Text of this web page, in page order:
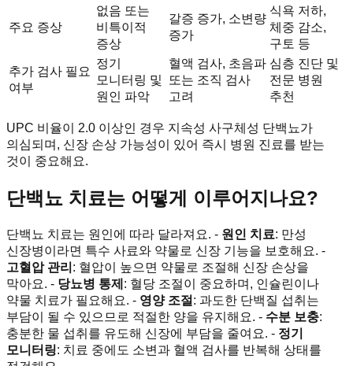
주요 증상
없음 또는
비특이적
증상
갈증 증가, 소변량
증가
식욕 저하,
체중 감소,
구토 등
추가 검사 필요
여부
정기
모니터링 및
원인 파악
혈액 검사, 초음파
또는 조직 검사
고려
심층 진단 및
전문 병원
추천
UPC 비율이 2.0 이상인 경우 지속성 사구체성 단백뇨가
의심되며, 신장 손상 가능성이 있어 즉시 병원 진료를 받는
것이 중요해요.
단백뇨 치료는 어떻게 이루어지나요?
단백뇨 치료는 원인에 따라 달라져요. - 원인 치료: 만성
신장병이라면 특수 사료와 약물로 신장 기능을 보호해요. -
고혈압 관리 : 혈압이 높으면 약물로 조절해 신장 손상을
막아요. - 당뇨병 통제 : 혈당 조절이 중요하며, 인슐린이나
약물 치료가 필요해요. - 영양 조절 : 과도한 단백질 섭취는
부담이 될 수 있으므로 적절한 양을 유지해요. - 수분 보충:
충분한 물 섭취를 유도해 신장에 부담을 줄여요. - 정기
모니터링: 치료 중에도 소변과 혈액 검사를 반복해 상태를